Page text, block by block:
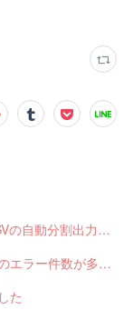
【サブスクペンギン】請求データ出力で、CSVの自動分割出力と出力ステータスの確認ができるようになりました。
【サブスクペンギン】請求データ入力で結果のエラー件数が多い場合に応答不能になるバグを修正しました。
た